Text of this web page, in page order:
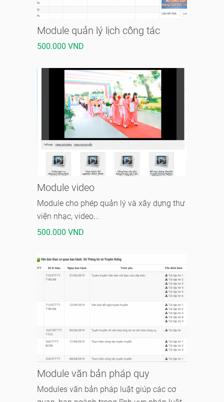
Module quản lý lịch công tác
500.000 VND
Module video
Module cho phép quản lý và xây dựng thư
viện nhạc, video...
500.000 VND
Module văn bản pháp quy
Modules văn bản pháp luật giúp các cơ